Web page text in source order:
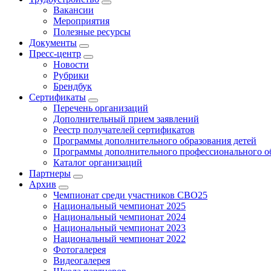
Вакансии
Мероприятия
Полезные ресурсы
Документы
Пресс-центр
Новости
Рубрики
Брендбук
Сертификаты
Перечень организаций
Дополнительный прием заявлений
Реестр получателей сертификатов
Программы дополнительного образования детей
Программы дополнительного профессионального
Каталог организаций
Партнеры
Архив
Чемпионат среди участников СВО25
Национальный чемпионат 2025
Национальный чемпионат 2024
Национальный чемпионат 2023
Национальный чемпионат 2022
Фотогалерея
Видеогалерея